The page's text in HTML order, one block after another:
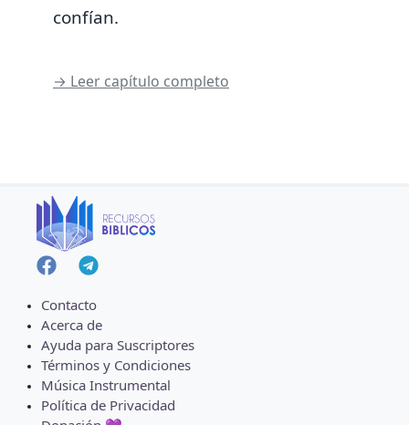
confían.
→ Leer capítulo completo
Contacto
Acerca de
Ayuda para Suscriptores
Términos y Condiciones
Música Instrumental
Política de Privacidad